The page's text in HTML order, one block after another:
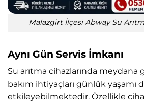
Malazgirt İlçesi Abway Su
Aynı Gün Servis İmkanı
Su arıtma cihazlarında meydana
bakım ihtiyaçları günlük yaşamı
etkileyebilmektedir. Özellikle